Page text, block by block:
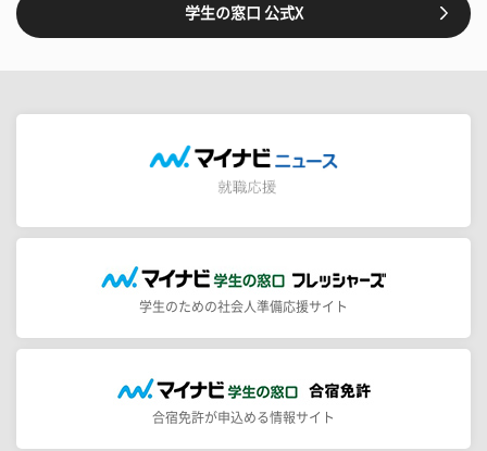
学生の窓口 公式X
学生のための社会人準備応援サイト
合宿免許が申込める情報サイト